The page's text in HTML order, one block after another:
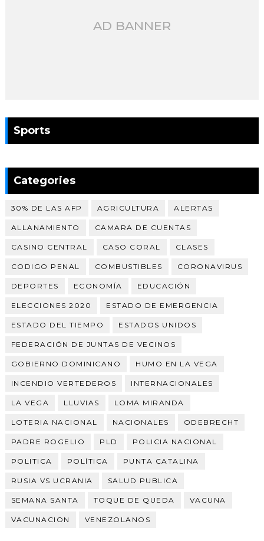
AD BANNER
Sports
Categories
30% DE LAS AFP AGRICULTURA ALERTAS
ALLANAMIENTO CAMARA DE CUENTAS
CASINO CENTRAL CASO CORAL CLASES
CODIGO PENAL COMBUSTIBLES CORONAVIRUS
DEPORTES ECONOMÍA EDUCACIÓN
ELECCIONES 2020 ESTADO DE EMERGENCIA
ESTADO DEL TIEMPO ESTADOS UNIDOS
FEDERACIÓN DE JUNTAS DE VECINOS
GOBIERNO DOMINICANO HUMO EN LA VEGA
INCENDIO VERTEDEROS INTERNACIONALES
LA VEGA LLUVIAS LOMA MIRANDA
LOTERIA NACIONAL NACIONALES ODEBRECHT
PADRE ROGELIO PLD POLICIA NACIONAL
POLITICA POLÍTICA PUNTA CATALINA
RUSIA VS UCRANIA SALUD PUBLICA
SEMANA SANTA TOQUE DE QUEDA VACUNA
VACUNACION VENEZOLANOS